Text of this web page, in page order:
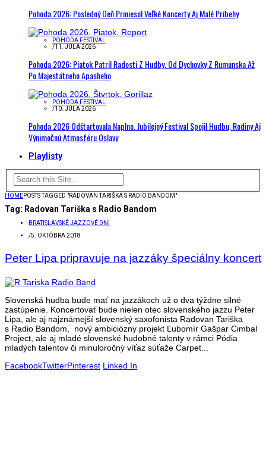
Pohoda 2026: Posledný Deň Priniesol Veľké Koncerty Aj Malé Príbehy
POHODA FESTIVAL
/11. JÚLA 2026
Pohoda 2026: Piatok Patril Radosti Z Hudby. Od Dychovky Z Rumunska Až
Po Majestátneho Apasheho
POHODA FESTIVAL
/10. JÚLA 2026
Pohoda 2026 Odštartovala Naplno. Jubilejný Festival Spojil Hudbu, Rodiny Aj
Výnimočnú Atmosféru Oslavy
Playlisty
HOMEPOSTS TAGGED "RADOVAN TARIŠKA S RADIO BANDOM"
Tag: Radovan Tariška s Radio Bandom
BRATISLAVSKÉ JAZZOVÉ DNI
/5. OKTÓBRA 2018
Peter Lipa pripravuje na jazzáky špeciálny koncert
Slovenská hudba bude mať na jazzákoch už o dva týždne silné
zastúpenie. Koncertovať bude nielen otec slovenského jazzu Peter
Lipa, ale aj najznámejší slovenský saxofonista Radovan Tariška
s Radio Bandom, nový ambiciózny projekt Ľubomír Gašpar Cimbal
Project, ale aj mladé slovenské hudobné talenty v rámci Pódia
mladých talentov či minuloročný víťaz súťaže Carpet...
FacebookTwitterPinterest Linked In